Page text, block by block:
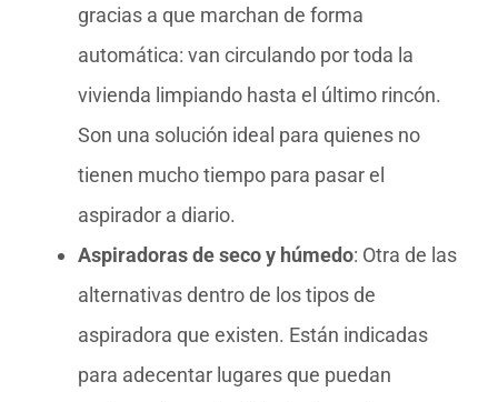
gracias a que marchan de forma
automática: van circulando por toda la
vivienda limpiando hasta el último rincón.
Son una solución ideal para quienes no
tienen mucho tiempo para pasar el
aspirador a diario.
Aspiradoras de seco y húmedo: Otra de las
alternativas dentro de los tipos de
aspiradora que existen. Están indicadas
para adecentar lugares que puedan